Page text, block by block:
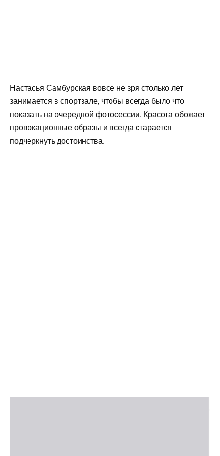
Настасья Самбурская вовсе не зря столько лет
занимается в спортзале, чтобы всегда было что
показать на очередной фотосессии. Красота обожает
провокационные образы и всегда старается
подчеркнуть достоинства.